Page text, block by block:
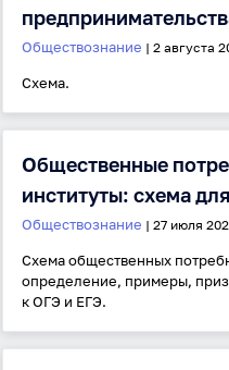
Обществознание | 2 августа
Схема.
Общественные
институты: схема
Обществознание | 27 июля
Схема общественных
определение, примеры,
к ОГЭ и ЕГЭ.